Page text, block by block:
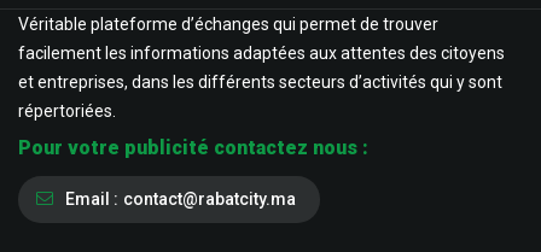
Véritable plateforme d’échanges qui permet de trouver
facilement les informations adaptées aux attentes des citoyens
et entreprises, dans les différents secteurs d’activités qui y sont
répertoriées.
Pour votre publicité contactez nous :
Email : contact@rabatcity.ma